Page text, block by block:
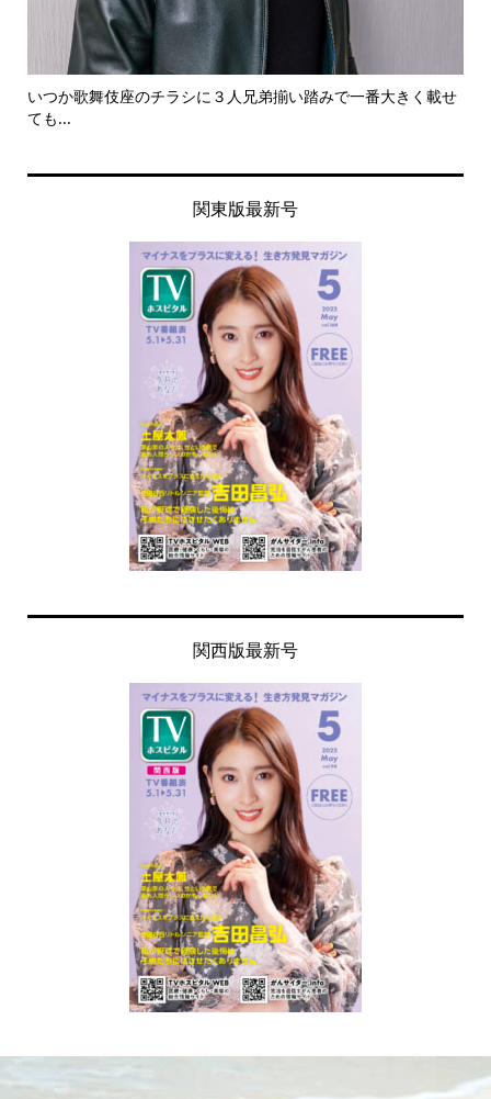
いつか歌舞伎座のチラシに３人兄弟揃い踏みで一番大きく載せ
ても...
関東版最新号
関西版最新号